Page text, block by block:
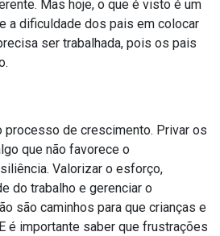
Mas hoje, o que é visto é um
a dificuldade dos pais em colocar
ser trabalhada, pois os pais
processo de crescimento. Privar os
que não favorece o
Valorizar o esforço,
do trabalho e gerenciar o
são caminhos para que crianças e
é importante saber que frustrações